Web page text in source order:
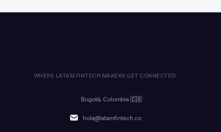
WHERE LATAM FINTECH MAKERS GET CONNECTED.
Bogotá, Colombia 🇨🇴
hola@latamfintech.co